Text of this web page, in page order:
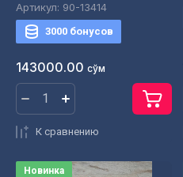
Артикул: 90-13414
3000 бонусов
143000.00 сўм
К сравнению
Новинка